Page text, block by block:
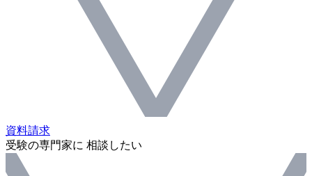
資料請求
受験の専門家に 相談したい